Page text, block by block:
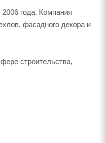
года. Компания
фасадного декора и
строительства,